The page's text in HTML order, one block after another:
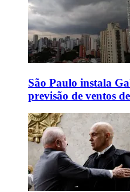
São Paulo instala
previsão de ventos